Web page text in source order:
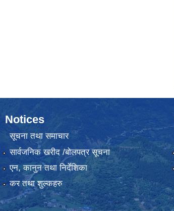
Notices
सूचना तथा समाचार
सार्वजनिक खरीद /बोलपत्र सूचना
एन, कानुन तथा निर्देशिका
कर तथा शुल्कहरु